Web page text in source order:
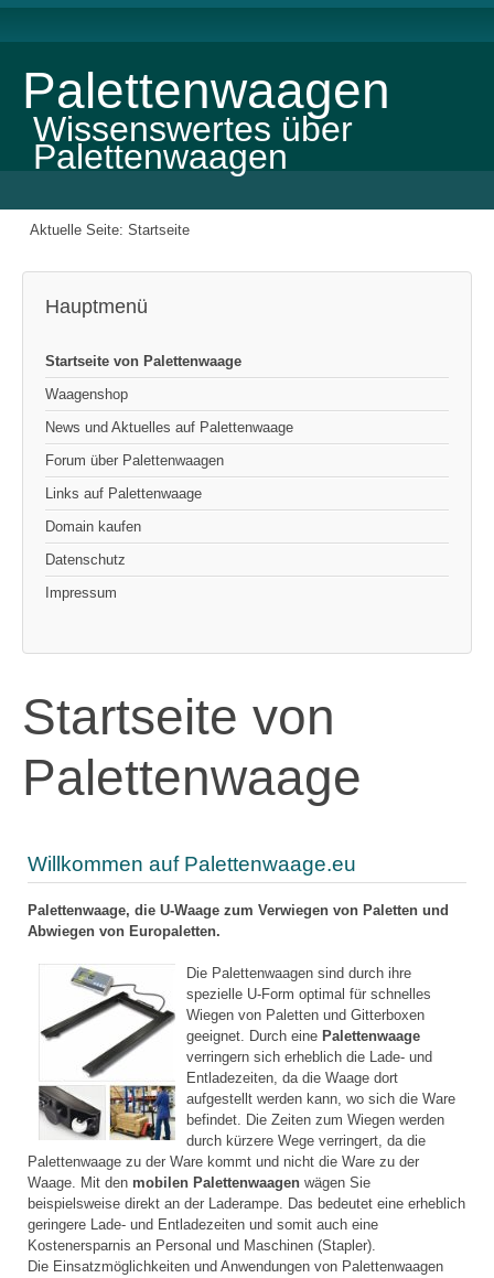
Palettenwaagen
Wissenswertes über
Palettenwaagen
Aktuelle Seite: Startseite
Hauptmenü
Startseite von Palettenwaage
Waagenshop
News und Aktuelles auf Palettenwaage
Forum über Palettenwaagen
Links auf Palettenwaage
Domain kaufen
Datenschutz
Impressum
Startseite von
Palettenwaage
Willkommen auf Palettenwaage.eu
Palettenwaage, die U-Waage zum Verwiegen von Paletten und
Abwiegen von Europaletten.
Die Palettenwaagen sind durch ihre
spezielle U-Form optimal für schnelles
Wiegen von Paletten und Gitterboxen
geeignet. Durch eine Palettenwaage
verringern sich erheblich die Lade- und
Entladezeiten, da die Waage dort
aufgestellt werden kann, wo sich die Ware
befindet. Die Zeiten zum Wiegen werden
durch kürzere Wege verringert, da die
Palettenwaage zu der Ware kommt und nicht die Ware zu der
Waage. Mit den mobilen Palettenwaagen wägen Sie
beispielsweise direkt an der Laderampe. Das bedeutet eine erheblich
geringere Lade- und Entladezeiten und somit auch eine
Kostenersparnis an Personal und Maschinen (Stapler).
Die Einsatzmöglichkeiten und Anwendungen von Palettenwaagen